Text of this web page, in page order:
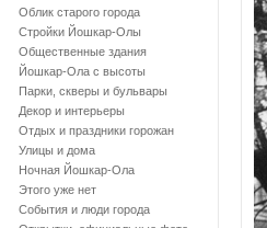
Облик старого города
Стройки Йошкар-Олы
Общественные здания
Йошкар-Ола с высоты
Парки, скверы и бульвары
Декор и интерьеры
Отдых и праздники горожан
Улицы и дома
Ночная Йошкар-Ола
Этого уже нет
События и люди города